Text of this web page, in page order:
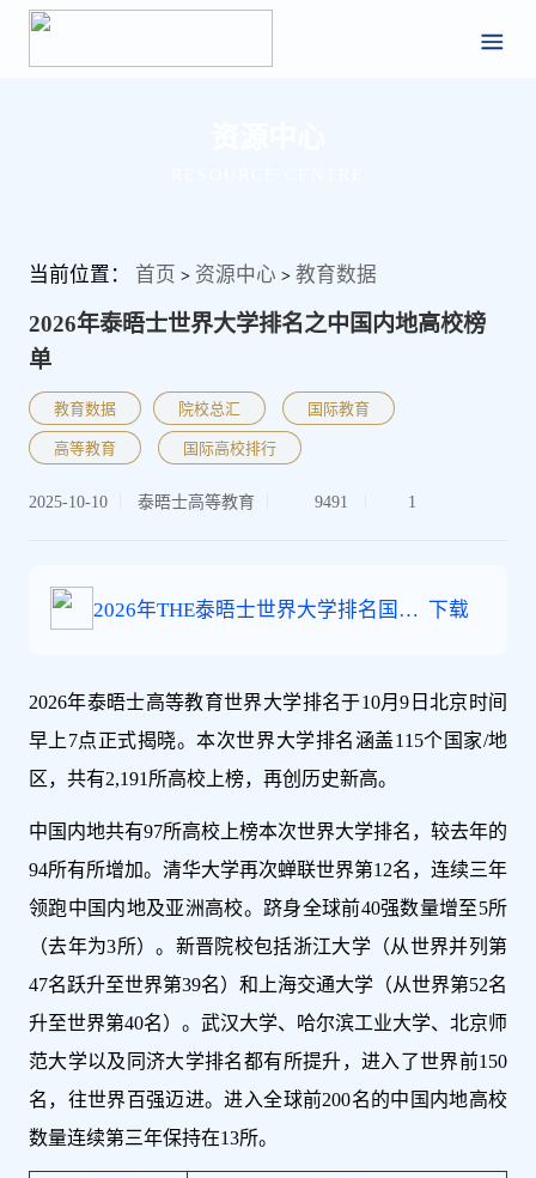
当前位置： 首页 > 资源中心 > 教育数据
2026年泰晤士世界大学排名之中国内地高校榜
单
教育数据 院校总汇
国际教育
高等教育
国际高校排行
2025-10-10 泰晤士高等教育 9491 1
2026年THE泰晤士世界大学排名国内
高校上榜
下载
2026年泰晤士高等教育世界大学排名于10月9日北京时间
早上7点正式揭晓。本次世界大学排名涵盖115个国家/地
区，共有2,191所高校上榜，再创历史新高。
中国内地共有97所高校上榜本次世界大学排名，较去年的
94所有所增加。清华大学再次蝉联世界第12名，连续三年
领跑中国内地及亚洲高校。跻身全球前40强数量增至5所
（去年为3所）。新晋院校包括浙江大学（从世界并列第
47名跃升至世界第39名）和上海交通大学（从世界第52名
升至世界第40名）。武汉大学、哈尔滨工业大学、北京师
范大学以及同济大学排名都有所提升，进入了世界前150
名，往世界百强迈进。进入全球前200名的中国内地高校
数量连续第三年保持在13所。